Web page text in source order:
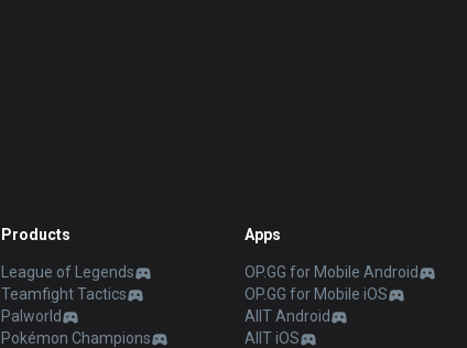
Products
League of Legends
Teamfight Tactics
Palworld
Pokémon Champions
Apps
OP.GG for Mobile Android
OP.GG for Mobile iOS
AllT Android
AllT iOS